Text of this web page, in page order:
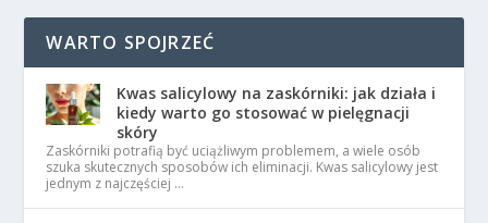
WARTO SPOJRZEĆ
Kwas salicylowy na zaskórniki: jak działa i
kiedy warto go stosować w pielęgnacji
skóry
Zaskórniki potrafią być uciążliwym problemem, a wiele osób
szuka skutecznych sposobów ich eliminacji. Kwas salicylowy jest
jednym z najczęściej …